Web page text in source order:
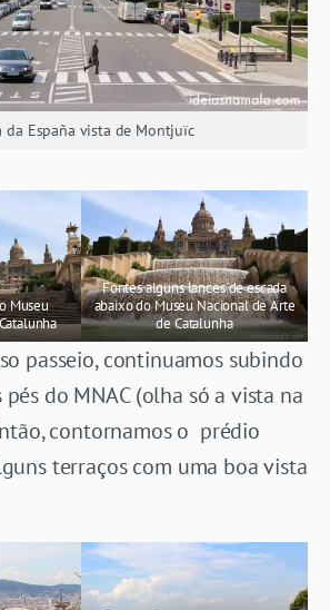
da España vista de Montjuïc
Museu
Fontes alguns lances de escada
abaixo do Museu Nacional de Arte
de Catalunha
passeio, continuamos subindo
pés do MNAC (olha só a vista na
contornamos o prédio
terraços com uma boa vista